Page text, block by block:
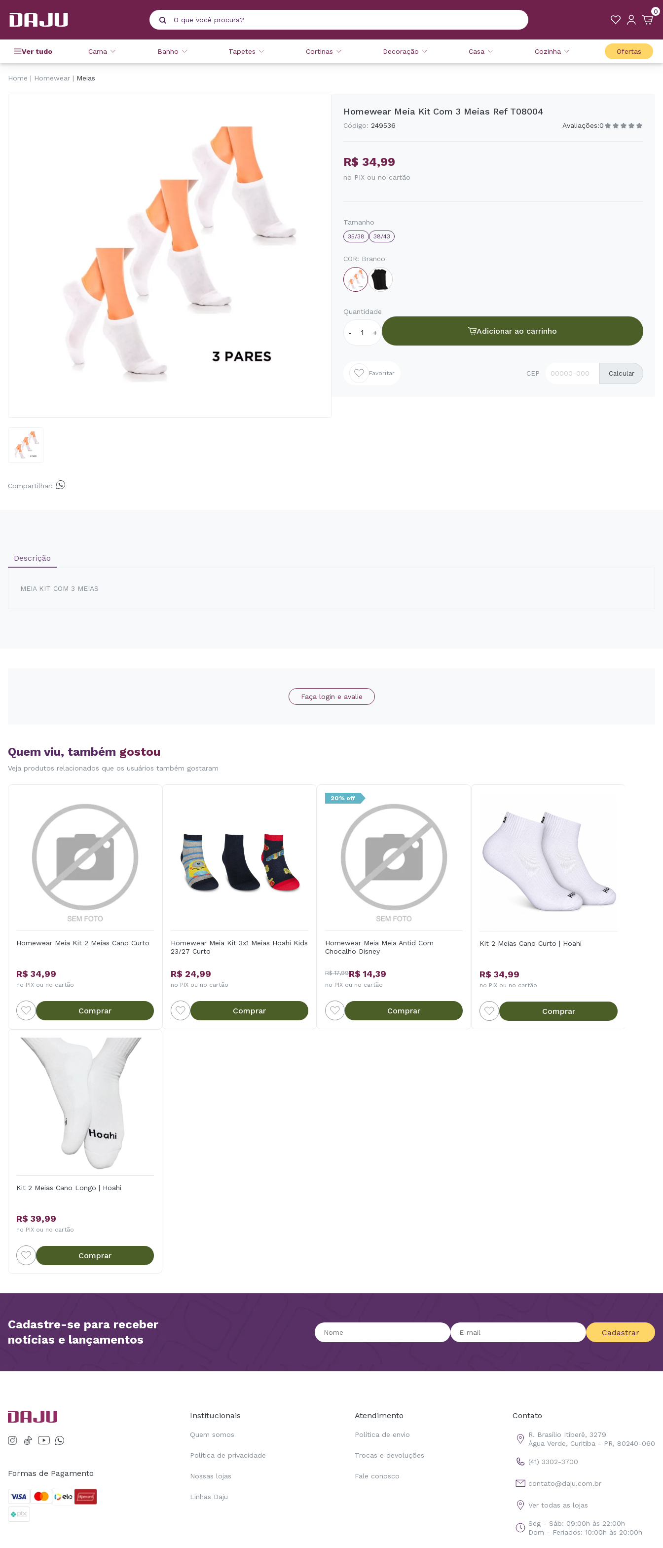
0
Ver tudo Cama Banho Tapetes Cortinas Decoração Casa Cozinha Ofertas
Home Homewear Meias
Compartilhar:
Homewear Meia Kit Com 3 Meias Ref T08004
Código: 249536 Avaliações:0
R$ 34,99
no PIX ou no cartão
Tamanho
35/38 38/43
COR: Branco
Quantidade
- + Adicionar ao carrinho
Favoritar CEP Calcular
Descrição
MEIA KIT COM 3 MEIAS
Faça login e avalie
Quem viu, também gostou
Veja produtos relacionados que os usuários também gostaram
Homewear Meia Kit 2 Meias Cano Curto
R$ 34,99
no PIX ou no cartão
Comprar
Homewear Meia Kit 3x1 Meias Hoahi Kids
23/27 Curto
R$ 24,99
no PIX ou no cartão
Comprar
20% off
Homewear Meia Meia Antid Com
Chocalho Disney
R$ 17,99R$ 14,39
no PIX ou no cartão
Comprar
Kit 2 Meias Cano Curto | Hoahi
R$ 34,99
no PIX ou no cartão
Comprar
Kit 2 Meias Cano Longo | Hoahi
R$ 39,99
no PIX ou no cartão
Comprar
Cadastre-se para receber
notícias e lançamentos
Cadastrar
Formas de Pagamento
Institucionais
Quem somos
Política de privacidade
Nossas lojas
Linhas Daju
Atendimento
Política de envio
Trocas e devoluções
Fale conosco
Contato
R. Brasílio Itiberê, 3279
Água Verde, Curitiba - PR, 80240-060
(41) 3302-3700
contato@daju.com.br
Ver todas as lojas
Seg - Sáb: 09:00h às 22:00h
Dom - Feriados: 10:00h às 20:00h